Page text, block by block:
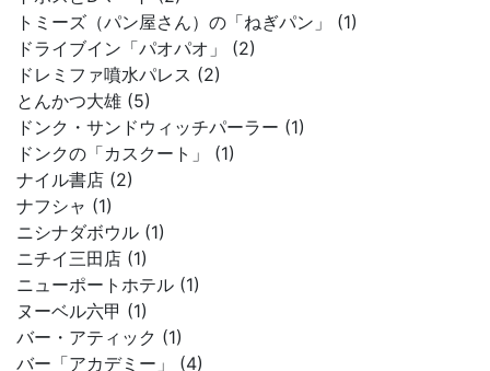
トミーズ（パン屋さん）の「ねぎパン」 (1)
ドライブイン「パオパオ」 (2)
ドレミファ噴水パレス (2)
とんかつ大雄 (5)
ドンク・サンドウィッチパーラー (1)
ドンクの「カスクート」 (1)
ナイル書店 (2)
ナフシャ (1)
ニシナダボウル (1)
ニチイ三田店 (1)
ニューポートホテル (1)
ヌーベル六甲 (1)
バー・アティック (1)
バー「アカデミー」 (4)